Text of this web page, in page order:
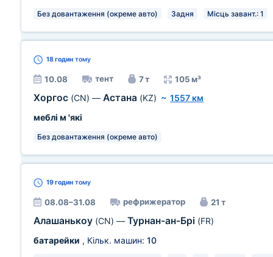
Без довантаження (окреме авто) Задня Місць завант.: 1
18 годин тому
10.08 тент 7 т 105 м³
Хоргос (CN) — Астана (KZ) ~ 1557 км
меблі м 'які
Без довантаження (окреме авто)
19 годин тому
08.08–31.08 рефрижератор 21 т
Алашанькоу (CN) — Турнан-ан-Брі (FR)
батарейки , Кільк. машин: 10